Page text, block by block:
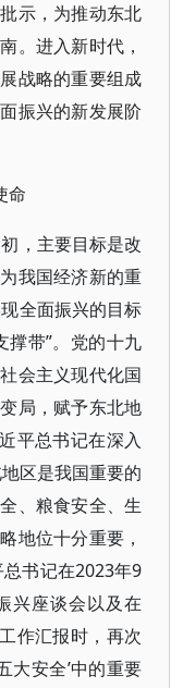
示，为推动东北
。进入新时代，
战略的重要组成
振兴的新发展阶
命
，主要目标是改
我国经济新的重
全面振兴的目标
撑带”。党的十九
会主义现代化国
局，赋予东北地
平总书记在深入
区是我国重要的
、粮食安全、生
地位十分重要，
书记在2023年9
兴座谈会以及在
作汇报时，再次
大安全’中的重要